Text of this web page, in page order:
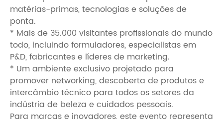
matérias-primas, tecnologias e soluções de
ponta.
* Mais de 35.000 visitantes profissionais do mundo
todo, incluindo formuladores, especialistas em
P&D, fabricantes e líderes de marketing.
* Um ambiente exclusivo projetado para
promover networking, descoberta de produtos e
intercâmbio técnico para todos os setores da
indústria de beleza e cuidados pessoais.